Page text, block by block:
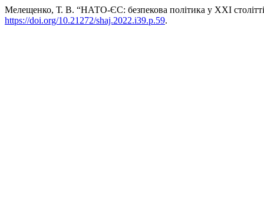
Мелещенко, Т. В. “НАТО-ЄС: безпекова політика у ХХІ
https://doi.org/10.21272/shaj.2022.i39.p.59.